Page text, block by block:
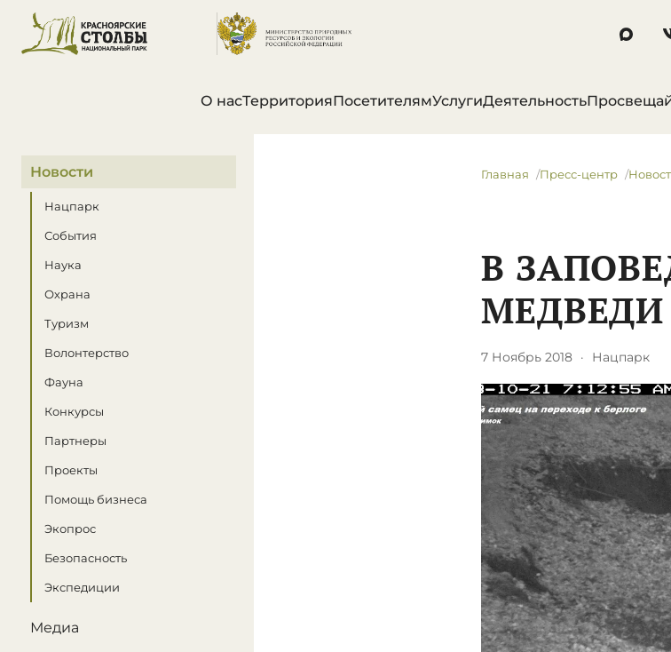
О насТерриторияПосетителямУслугиДеятельность
В этом разделе
Новости
Нацпарк
События
Наука
Охрана
Туризм
Волонтерство
Фауна
Конкурсы
Партнеры
Проекты
Помощь бизнеса
Экопрос
Безопасность
Экспедиции
Медиа
Главная Пресс-центр
В
МЕДВЕДИ
7 Ноябрь 2018 · Нацпарк